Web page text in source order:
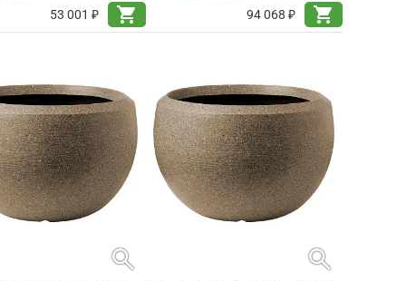
53 001 ₽
shopping_cart
94 068 ₽
shopping_cart
search search